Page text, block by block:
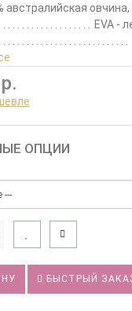
австралийская
EVA -
ОПЦИИ
БЫСТРЫЙ